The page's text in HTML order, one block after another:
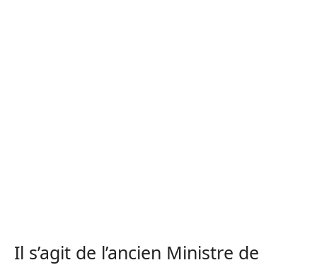
Il s’agit de l’ancien Ministre de